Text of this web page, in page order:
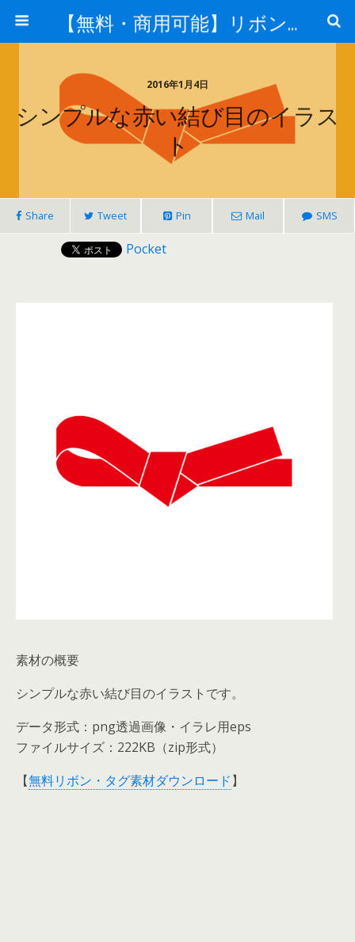
【無料・商用可能】リボン・タグイラレ素材ダウンロード
2016年1月4日
シンプルな赤い結び目のイラス
ト
Share Tweet Pin Mail SMS
Pocket
素材の概要
シンプルな赤い結び目のイラストです。
データ形式：png透過画像・イラレ用eps
ファイルサイズ：222KB（zip形式）
【無料リボン・タグ素材ダウンロード】